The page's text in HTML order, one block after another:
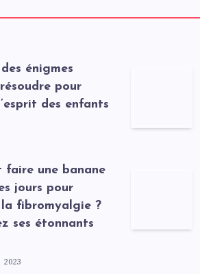
énigmes
pour
des enfants
faire une banane
jours pour
fibromyalgie ?
ses étonnants